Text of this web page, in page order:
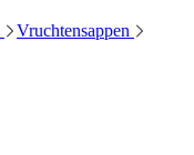
Vruchtensappen